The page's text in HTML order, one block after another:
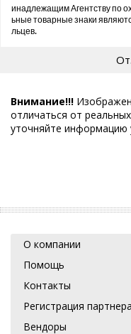
инадлежащим Агентству по
ьные товарные знаки
льцев.
Внимание!!!
отличаться от
уточняйте информацию
О компании
Помощь
Контакты
Регистрация партнера
Вендоры